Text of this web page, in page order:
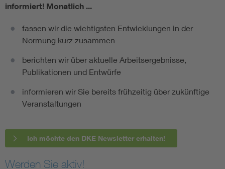
informiert! Monatlich ...
fassen wir die wichtigsten Entwicklungen in der
Normung kurz zusammen
berichten wir über aktuelle Arbeitsergebnisse,
Publikationen und Entwürfe
informieren wir Sie bereits frühzeitig über zukünftige
Veranstaltungen
Ich möchte den DKE Newsletter erhalten!
Werden Sie aktiv!